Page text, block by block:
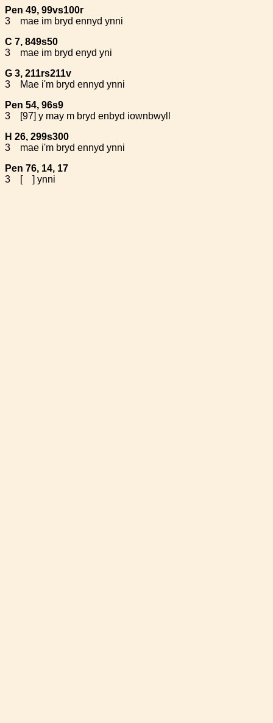
Pen 49, 99vs100r
3
mae im bryd ennyd ynni
C 7, 849s50
3
mae im bryd enyd yni
G 3, 211rs211v
3
Mae i'm bryd ennyd ynni
Pen 54, 96s9
3
[97] y may m bryd enbyd iownbwyll
H 26, 299s300
3
mae i'm bryd ennyd ynni
Pen 76, 14, 17
3
[ ] ynni